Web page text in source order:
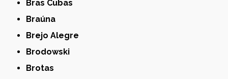
Bras Cubas
Braúna
Brejo Alegre
Brodowski
Brotas